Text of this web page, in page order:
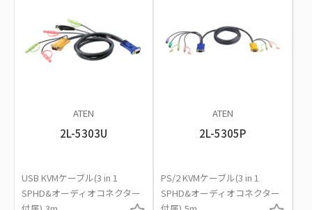
ATEN
2L-5303U
USB KVMケーブル(3 in 1
SPHD&オーディオコネクター
ATEN
2L-5305P
PS/2 KVMケーブル(3 in 1
SPHD&オーディオコネクター